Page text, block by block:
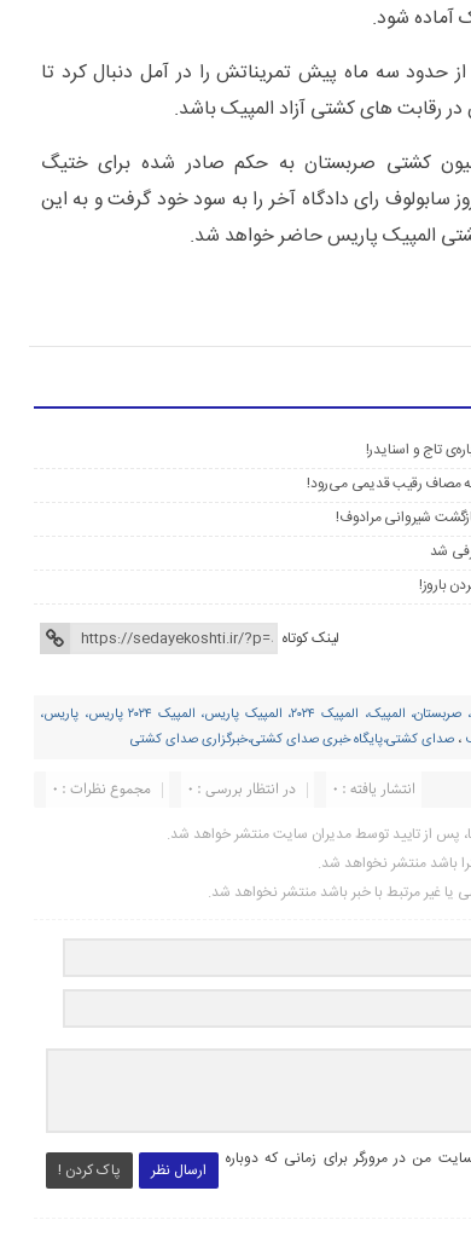
آماده شود.
حدود سه ماه پیش تمریناتش را در آمل دنبال کرد تا
در رقابت های کشتی آزاد المپیک باشد.
کشتی صربستان به حکم صادر شده برای ختیگ
سابولوف رای دادگاه آخر را به سود خود گرفت و به این
المپیک پاریس حاضر خواهد شد.
تاج و اسنایدر!
مصاف رقیب قدیمی می‌رود!
شیروانی مرادوف!
شد
باروز!
لینک کوتاه
اخبار، کشتی آزاد، صربستان، المپیک، المپیک ۲۰۲۴، المپیک پاریس، المپیک ۲۰۲۴ پاریس، پاریس،
، صدای کشتی،پایگاه خبری صدای کشتی،خبرگزاری صدای کشتی
مجموع نظرات : 0 در انتظار بررسی : 0 انتشار یافته : ۰
پس از تایید توسط مدیران سایت منتشر خواهد شد.
باشد منتشر نخواهد شد.
یا غیر مرتبط با خبر باشد منتشر نخواهد شد.
ارسال نظر پاک کردن !
من در مرورگر برای زمانی که دوباره